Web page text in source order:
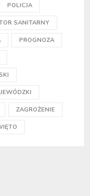
POLICJA
SANITARNY
PROGNOZA
ZAGROŻENIE